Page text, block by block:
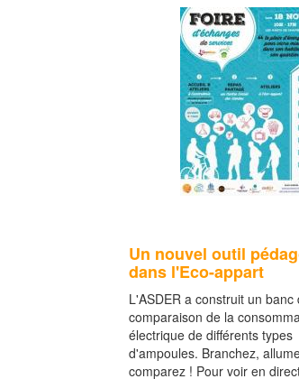
Un nouvel outil
dans l'Eco-appart
L'ASDER a construit un banc
comparaison de la
électrique de différents types
d'ampoules. Branchez,
comparez ! Pour voir en